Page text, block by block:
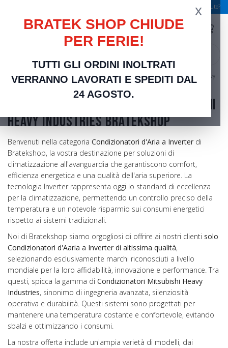
Serve aiuto?
x
BRATEK SHOP CHIUDE
PER FERIE!
TUTTI GLI ORDINI INOLTRATI
VERRANNO LAVORATI E SPEDITI DAL
24 AGOSTO.
Home Climatizzazione e Riscaldamento
Condizionatori Inverter | Mitsubishi Heavy
Industries Bratekshop
Condizionatori Inverter | Mitsubishi
Heavy Industries Bratekshop
Benvenuti nella categoria Condizionatori d'Aria a Inverterdi
Bratekshop, la vostra destinazione per soluzioni di
climatizzazione all'avanguardia che garantiscono comfort,
efficienza energetica e una qualità dell'aria superiore. La
tecnologia Inverter rappresenta oggi lo standard di eccellenza
per la climatizzazione, permettendo un controllo preciso della
temperatura e un notevole risparmio sui consumi energetici
rispetto ai sistemi tradizionali.
Noi di Bratekshop siamo orgogliosi di offrire ai nostri clienti solo
Condizionatori d'Aaria a Inverter di altissima qualità,
selezionando esclusivamente marchi riconosciuti a livello
mondiale per la loro affidabilità, innovazione e performance. Tra
questi, spicca la gamma di Condizionatori Mitsubishi Heavy
Industries, sinonimo di ingegneria avanzata, silenziosità
operativa e durabilità. Questi sistemi sono progettati per
mantenere una temperatura costante e confortevole, evitando
sbalzi e ottimizzando i consumi.
La nostra offerta include un'ampia varietà di modelli, dai